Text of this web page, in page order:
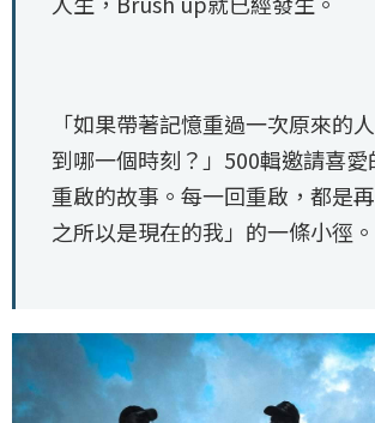
「如果帶著記憶重過一次原來的
到哪一個時刻？」500輯邀請喜愛
重啟的故事。每一回重啟，都是
之所以是現在的我」的一條小徑。